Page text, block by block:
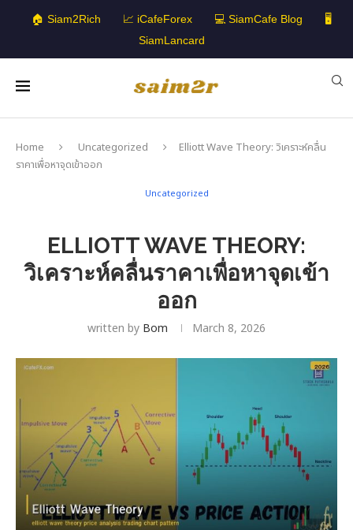
🏠 Siam2Rich 📈 iCafeForex 💻 SiamCafe Blog
🖥️
SiamLancard
Home Uncategorized
Elliott Wave Theory: วิเคราะห์คลื่น
ราคาเพื่อหาจุดเข้าออก
Uncategorized
ELLIOTT WAVE THEORY:
วิเคราะห์คลื่นราคาเพื่อหาจุดเข้า
ออก
written by Bom March 8, 2026